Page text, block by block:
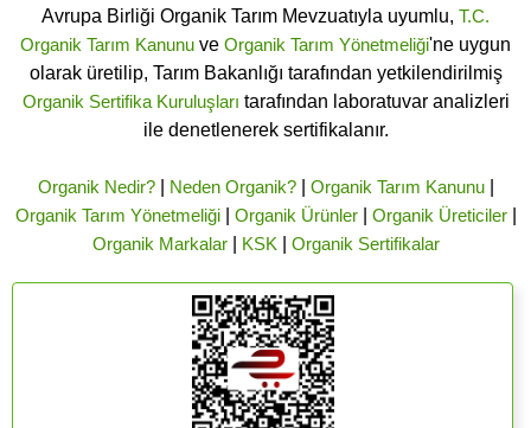
Avrupa Birliği Organik Tarım Mevzuatıyla uyumlu, T.C.
Organik Tarım Kanunu ve Organik Tarım Yönetmeliği'ne uygun
olarak üretilip, Tarım Bakanlığı tarafından yetkilendirilmiş
Organik Sertifika Kuruluşları tarafından laboratuvar analizleri
ile denetlenerek sertifikalanır.
Organik Nedir?| Neden Organik?| Organik Tarım Kanunu|
Organik Tarım Yönetmeliği| Organik Ürünler| Organik Üreticiler|
Organik Markalar| KSK Organik Sertifikalar